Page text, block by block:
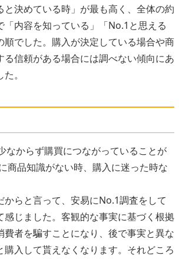
と決めている時」が最も高く、全体の約
「内容を知っている」「No.1と思える
順でした。購入が決定している場合や商
る信頼がある場合には調べない傾向にあ
。
なからず購買につながっていることが
商品知識がない時、購入に迷った時な
からと言って、安易にNo.1調査をして
感じました。客観的な事実に基づく根拠
費者を騙すことになり、後で事実と異な
購入して貰えなくなります。それどころ